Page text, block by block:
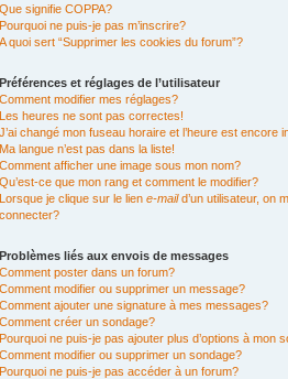
Que signifie COPPA?
Pourquoi ne puis-je pas m’inscrire?
A quoi sert “Supprimer les cookies du forum”?
Préférences et réglages de l’utilisateur
Comment modifier mes réglages?
Les heures ne sont pas correctes!
J’ai changé mon fuseau horaire et l’heure est encore
Ma langue n’est pas dans la liste!
Comment afficher une image sous mon nom?
Qu’est-ce que mon rang et comment le modifier?
Lorsque je clique sur le lien e-maild’un utilisateur, on
connecter?
Problèmes liés aux envois de messages
Comment poster dans un forum?
Comment modifier ou supprimer un message?
Comment ajouter une signature à mes messages?
Comment créer un sondage?
Pourquoi ne puis-je pas ajouter plus d’options à mon
Comment modifier ou supprimer un sondage?
Pourquoi ne puis-je pas accéder à un forum?